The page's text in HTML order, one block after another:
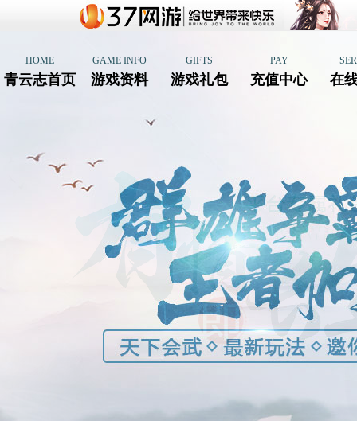
HOME
青云志首页
GAME INFO
游戏资料
GIFTS
游戏礼包
PAY
充值中心 在